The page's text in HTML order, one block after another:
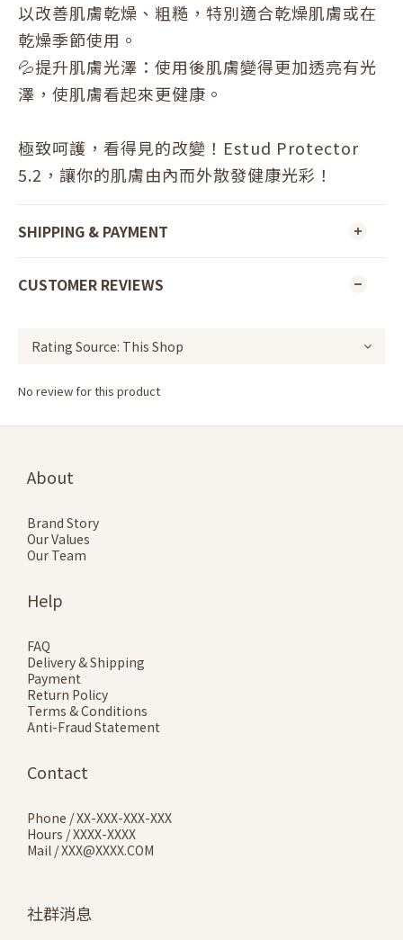
以改善肌膚乾燥、粗糙，特別適合乾燥肌膚或在
乾燥季節使用。
💦提升肌膚光澤：使用後肌膚變得更加透亮有光
澤，使肌膚看起來更健康。
極致呵護，看得見的改變！Estud Protector
5.2，讓你的肌膚由內而外散發健康光彩！
SHIPPING & PAYMENT
CUSTOMER REVIEWS
No review for this product
About
Brand Story
Our Values
Our Team
Help
FAQ
Delivery & Shipping
Payment
Return Policy
Terms & Conditions
Anti-Fraud Statement
Contact
Phone / XX-XXX-XXX-XXX
Hours / XXXX-XXXX
Mail / XXX@XXXX.COM
社群消息